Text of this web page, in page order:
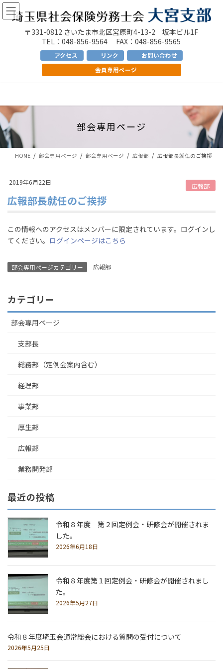
コ
ン
プ
ナ
ビ
動
〒331-0812 さいたま市北区宮原町4-13-2 坂本ビル1F
TEL：048-856-9564 FAX：048-856-9565
アクセス リンク
お問い合わせ
会員専用ページ
部会専用ページ
HOME 部会専用ページ 部会専用ページ 広報部 広報部長就任のご挨拶
2019年6月22日 広報部
広報部長就任のご挨拶
この情報へのアクセスはメンバーに限定されています。ログインし
てください。 ログインページはこちら
部会専用ページカテゴリー 広報部
カテゴリー
部会専用ページ
支部長
総務部（定例会案内含む）
経理部
事業部
厚生部
広報部
業務開発部
最近の投稿
令和８年度 第２回定例会・研修会が開催されま
した。
2026年6月18日
令和８年度第１回定例会・研修会が開催されまし
た。
2026年5月27日
令和８年度埼玉会通常総会における質問の受付について
2026年5月25日